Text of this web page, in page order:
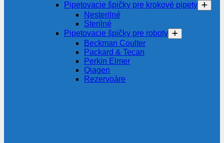
Pipetovacie špičky pre krokové pipety
Nesterilné
Sterilné
Pipetovacie špičky pre roboty
Beckman Coulter
Packard & Tecan
Perkin Elmer
Qiagen
Rezervoáre